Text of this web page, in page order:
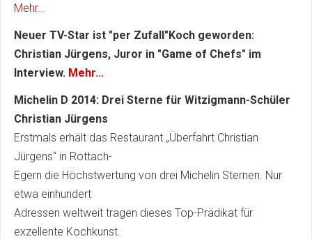
Mehr...
Neuer TV-Star ist "per Zufall"Koch geworden:
Christian Jürgens, Juror in "Game of Chefs" im
Interview. Mehr...
Michelin D 2014: Drei Sterne für Witzigmann-Schüler
Christian Jürgens
Erstmals erhält das Restaurant „Überfahrt Christian
Jürgens“ in Rottach-
Egern die Höchstwertung von drei Michelin Sternen. Nur
etwa einhundert
Adressen weltweit tragen dieses Top-Prädikat für
exzellente Kochkunst.